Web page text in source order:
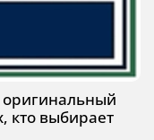
оригинальный
кто выбирает